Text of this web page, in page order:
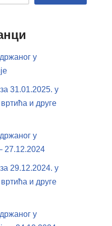
у
31.01.2025. у
и друге
у
27.12.2024
29.12.2024. у
и друге
у